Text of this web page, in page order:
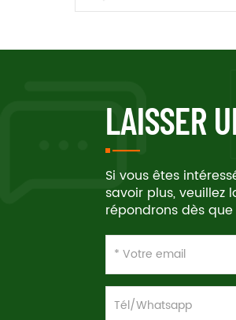
LAISSER
Si vous êtes
savoir plus, veuillez
répondrons dès